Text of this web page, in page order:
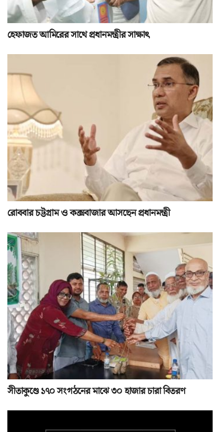
হেফাজত আমিরের সাথে প্রধানমন্ত্রীর সাক্ষাৎ
রোববার চট্টগ্রাম ও কক্সবাজার আসছেন প্রধানমন্ত্রী
সীতাকুণ্ডে ১৭০ সংগঠনের মাঝে ৩০ হাজার চারা বিতরণ